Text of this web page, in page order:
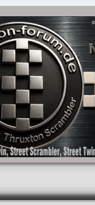
ab BJ 2001. Triumph